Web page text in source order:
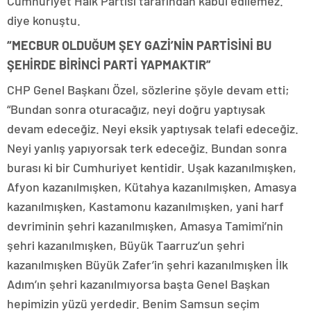
diye konuştu.
“MECBUR OLDUĞUM ŞEY GAZİ’NİN PARTİSİNİ BU
ŞEHİRDE BİRİNCİ PARTİ YAPMAKTIR”
CHP Genel Başkanı Özel, sözlerine şöyle devam etti;
“Bundan sonra oturacağız, neyi doğru yaptıysak
devam edeceğiz. Neyi eksik yaptıysak telafi edeceğiz.
Neyi yanlış yapıyorsak terk edeceğiz. Bundan sonra
burası ki bir Cumhuriyet kentidir. Uşak kazanılmışken,
Afyon kazanılmışken, Kütahya kazanılmışken, Amasya
kazanılmışken, Kastamonu kazanılmışken, yani harf
devriminin şehri kazanılmışken, Amasya Tamimi’nin
şehri kazanılmışken, Büyük Taarruz’un şehri
kazanılmışken Büyük Zafer’in şehri kazanılmışken İlk
Adım’ın şehri kazanılmıyorsa başta Genel Başkan
hepimizin yüzü yerdedir. Benim Samsun seçim